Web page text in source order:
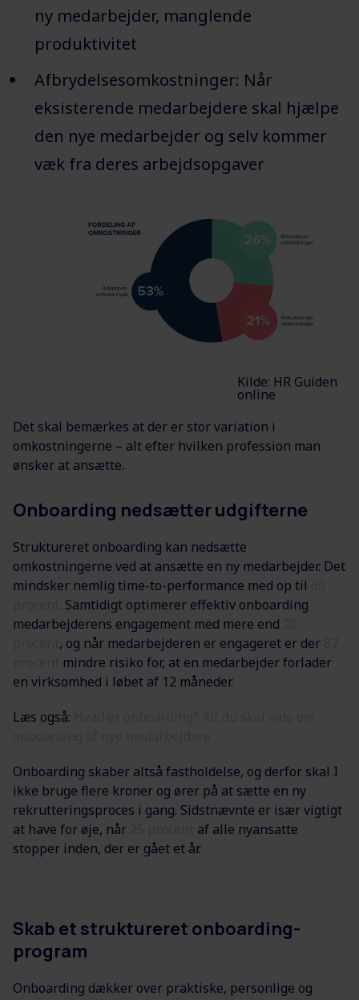
ny medarbejder, manglende
produktivitet
Afbrydelsesomkostninger: Når
eksisterende medarbejdere skal hjælpe
den nye medarbejder og selv kommer
væk fra deres arbejdsopgaver
Kilde: HR Guiden
online
Det skal bemærkes at der er stor variation i
omkostningerne – alt efter hvilken profession man
ønsker at ansætte.
Onboarding nedsætter udgifterne
Struktureret onboarding kan nedsætte
omkostningerne ved at ansætte en ny medarbejder. Det
mindsker nemlig time-to-performance med op til
Samtidigt optimerer effektiv onboarding
medarbejderens engagement med mere end
, og når medarbejderen er engageret er der
mindre risiko for, at en medarbejder forlader
en virksomhed i løbet af 12 måneder.
Læs også:
Onboarding skaber altså fastholdelse, og derfor skal I
ikke bruge flere kroner og ører på at sætte en ny
rekrutteringsproces i gang. Sidstnævnte er især vigtigt
at have for øje, når
af alle nyansatte
stopper inden, der er gået et år.
Skab et struktureret onboarding-
program
Onboarding dækker over praktiske, personlige og